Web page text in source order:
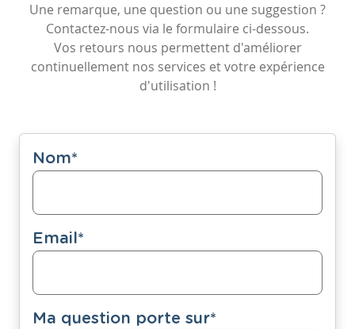
Une remarque, une question ou une suggestion ?
Contactez-nous via le formulaire ci-dessous.
Vos retours nous permettent d'améliorer
continuellement nos services et votre expérience
d'utilisation !
Nom*
Email*
Ma question porte sur*